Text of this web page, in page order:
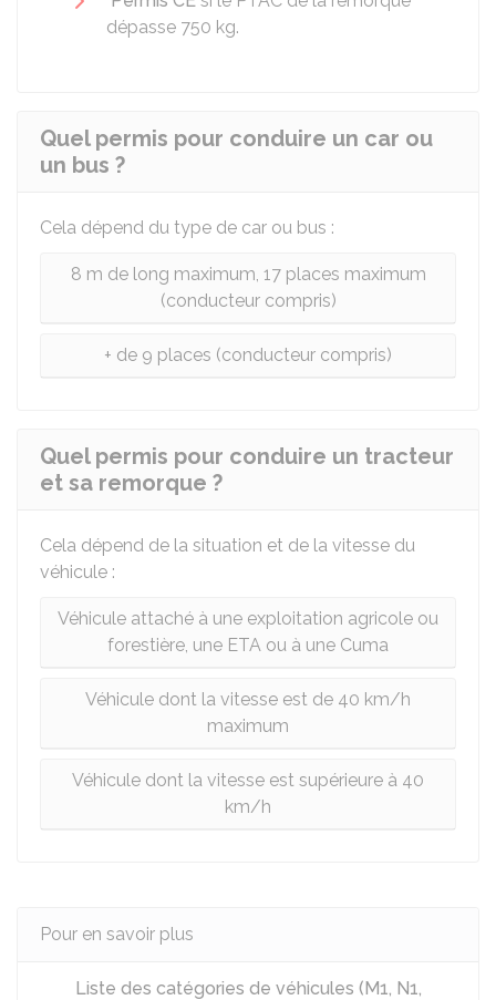
dépasse 750 kg.
Quel permis pour conduire un car ou
un bus ?
Cela dépend du type de car ou bus :
8 m de long maximum, 17 places maximum
(conducteur compris)
+ de 9 places (conducteur compris)
Quel permis pour conduire un tracteur
et sa remorque ?
Cela dépend de la situation et de la vitesse du
véhicule :
Véhicule attaché à une exploitation agricole ou
forestière, une ETA ou à une Cuma
Véhicule dont la vitesse est de 40 km/h
maximum
Véhicule dont la vitesse est supérieure à 40
km/h
Pour en savoir plus
Liste des catégories de véhicules (M1, N1,